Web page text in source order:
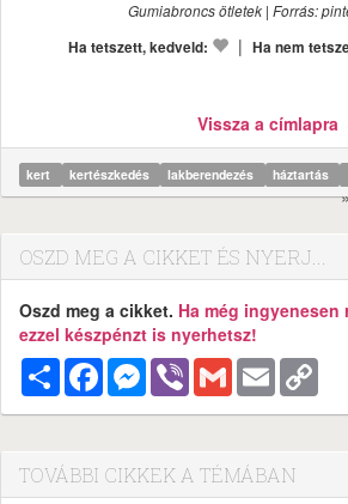
Gumiabroncs ötletek | Forrás:
Ha tetszett, kedveld: | Ha nem
Vissza a címlapra
kert kertészkedés lakberendezés háztartás
OSZD MEG A CIKKET ÉS NYERJ...
Oszd meg a cikket. Ha még
ezzel készpénzt is nyerhetsz!
MegosztásFacebookMessenger
Viber Gmail Email
TOVÁBBI CIKKEK A TÉMÁBAN